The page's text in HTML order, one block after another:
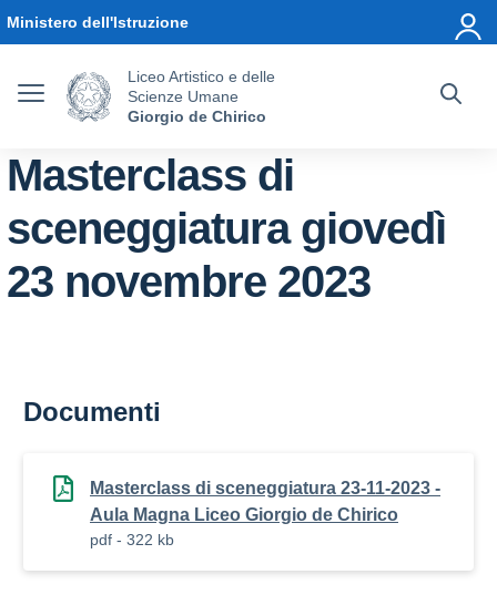
Ministero dell'Istruzione
Liceo Artistico e delle
Scienze Umane
Giorgio de Chirico
Masterclass di
sceneggiatura giovedì
23 novembre 2023
Documenti
Masterclass di sceneggiatura 23-11-2023 -
Aula Magna Liceo Giorgio de Chirico
pdf - 322 kb